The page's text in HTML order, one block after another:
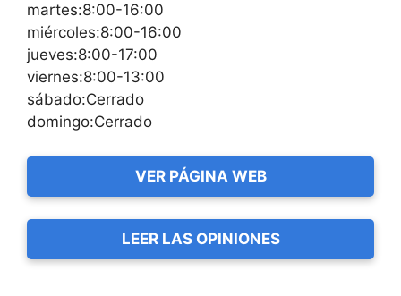
martes:8:00-16:00
miércoles:8:00-16:00
jueves:8:00-17:00
viernes:8:00-13:00
sábado:Cerrado
domingo:Cerrado
VER PÁGINA WEB
LEER LAS OPINIONES